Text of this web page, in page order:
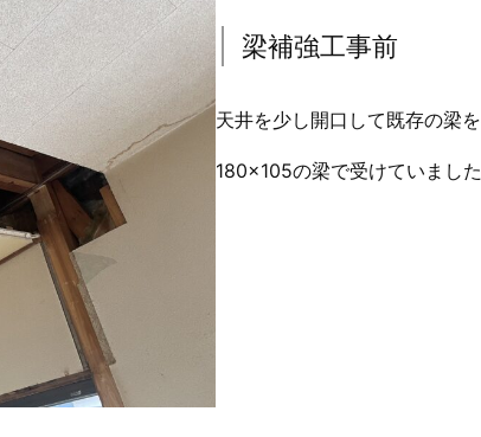
梁補強工事前
天井を少し開口して既存の梁
180×105の梁で受けていまし